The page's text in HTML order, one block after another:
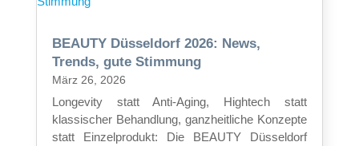
BEAUTY Düsseldorf 2026: News,
Trends, gute Stimmung
März 26, 2026
Longevity statt Anti-Aging, Hightech statt
klassischer Behandlung, ganzheitliche Konzepte
statt Einzelprodukt: Die BEAUTY Düsseldorf